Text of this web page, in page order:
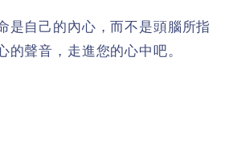
是自己的內心，而不是頭腦所指
的聲音，走進您的心中吧。